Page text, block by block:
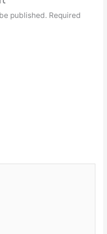
published. Required